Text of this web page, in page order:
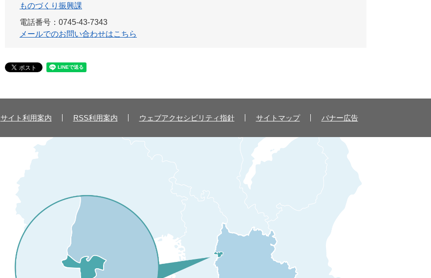
ものづくり振興課
電話番号：0745-43-7343
メールでのお問い合わせはこちら
サイト利用案内 RSS利用案内 ウェブアクセシビリティ指針 サイトマップ バナー広告